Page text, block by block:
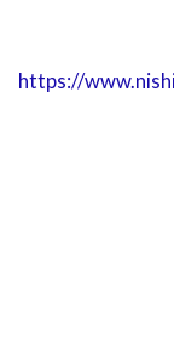
https://